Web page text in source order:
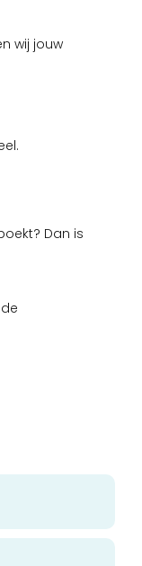
wij jouw
Dan is